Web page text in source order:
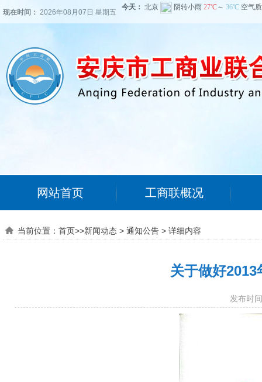
现在时间： 2026年08月07日 星期五
网站首页 工商联概况
当前位置： 首页>>新闻动态 > 通知公告 > 详细内容
关于做好
发布时